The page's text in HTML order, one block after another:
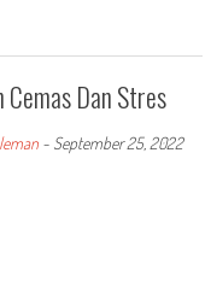
Dan Stres
- September 25, 2022